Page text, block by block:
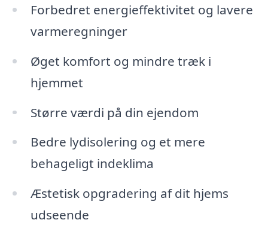
Forbedret energieffektivitet og lavere
varmeregninger
Øget komfort og mindre træk i
hjemmet
Større værdi på din ejendom
Bedre lydisolering og et mere
behageligt indeklima
Æstetisk opgradering af dit hjems
udseende